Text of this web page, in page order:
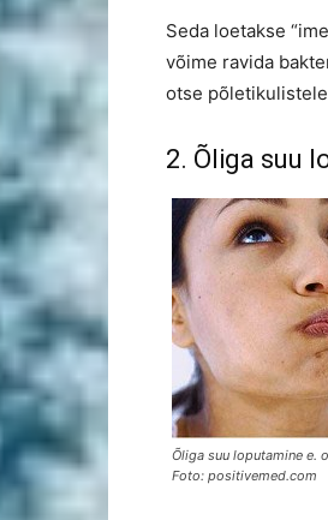
Seda loetakse
võime ravida
otse
2. Õliga suu
Õliga suu loputamine e.
Foto: positivemed.com